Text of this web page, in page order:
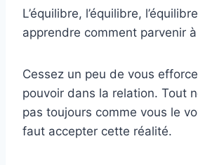
L’équilibre, l’équilibre,
apprendre comment parvenir
Cessez un peu de vous
pouvoir dans la relation. Tout
pas toujours comme vous le
faut accepter cette réalité.